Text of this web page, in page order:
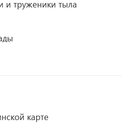
и труженики тыла
карте